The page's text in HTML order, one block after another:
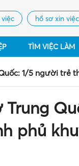
hồ sơ xin việc
TÌM VIỆC LÀM
1/5 người trẻ
phủ